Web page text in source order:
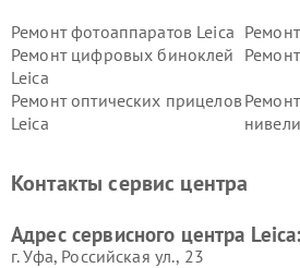
Ремонт фотоаппаратов Leica
Ремонт цифровых биноклей
Leica
Ремонт оптических прицелов
Leica
Контакты сервис центра
Адрес сервисного центра Leica:
г. Уфа, Российская ул., 23